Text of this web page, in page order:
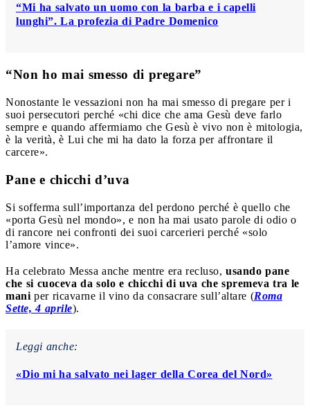
“Mi ha salvato un uomo con la barba e i capelli
lunghi”. La profezia di Padre Domenico
“Non ho mai smesso di pregare”
Nonostante le vessazioni non ha mai smesso di pregare per i
suoi persecutori perché «chi dice che ama Gesù deve farlo
sempre e quando affermiamo che Gesù è vivo non è mitologia,
è la verità, è Lui che mi ha dato la forza per affrontare il
carcere».
Pane e chicchi d’uva
Si sofferma sull’importanza del perdono perché è quello che
«porta Gesù nel mondo», e non ha mai usato parole di odio o
di rancore nei confronti dei suoi carcerieri perché «solo
l’amore vince».
Ha celebrato Messa anche mentre era recluso, usando pane
che si cuoceva da solo e chicchi di uva che spremeva tra le
mani per ricavarne il vino da consacrare sull’altare (Roma
Sette, 4 aprile).
Leggi anche:
«Dio mi ha salvato nei lager della Corea del Nord»